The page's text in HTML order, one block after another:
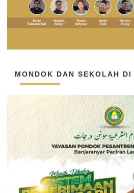
MONDOK DAN SEKOLAH